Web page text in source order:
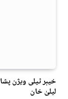
خیبر ٹیلی ویژن
لیلیٰ خان